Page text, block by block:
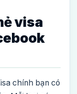
visa
chính bạn có